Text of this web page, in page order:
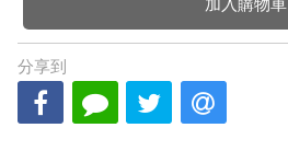
加入購物車
分享到